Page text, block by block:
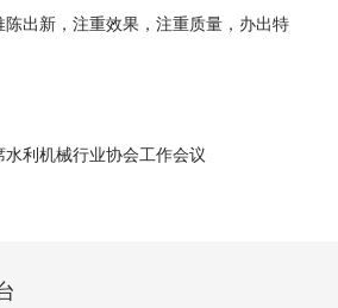
出新，注重效果，注重质量，办出特
水利机械行业协会工作会议